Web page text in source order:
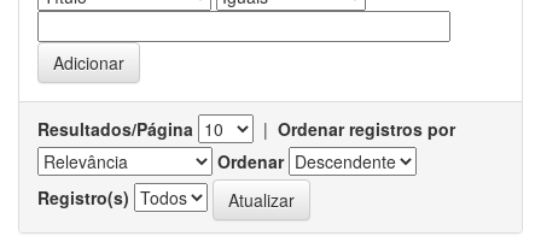
Resultados/Página | Ordenar registros por
Ordenar
Registro(s)